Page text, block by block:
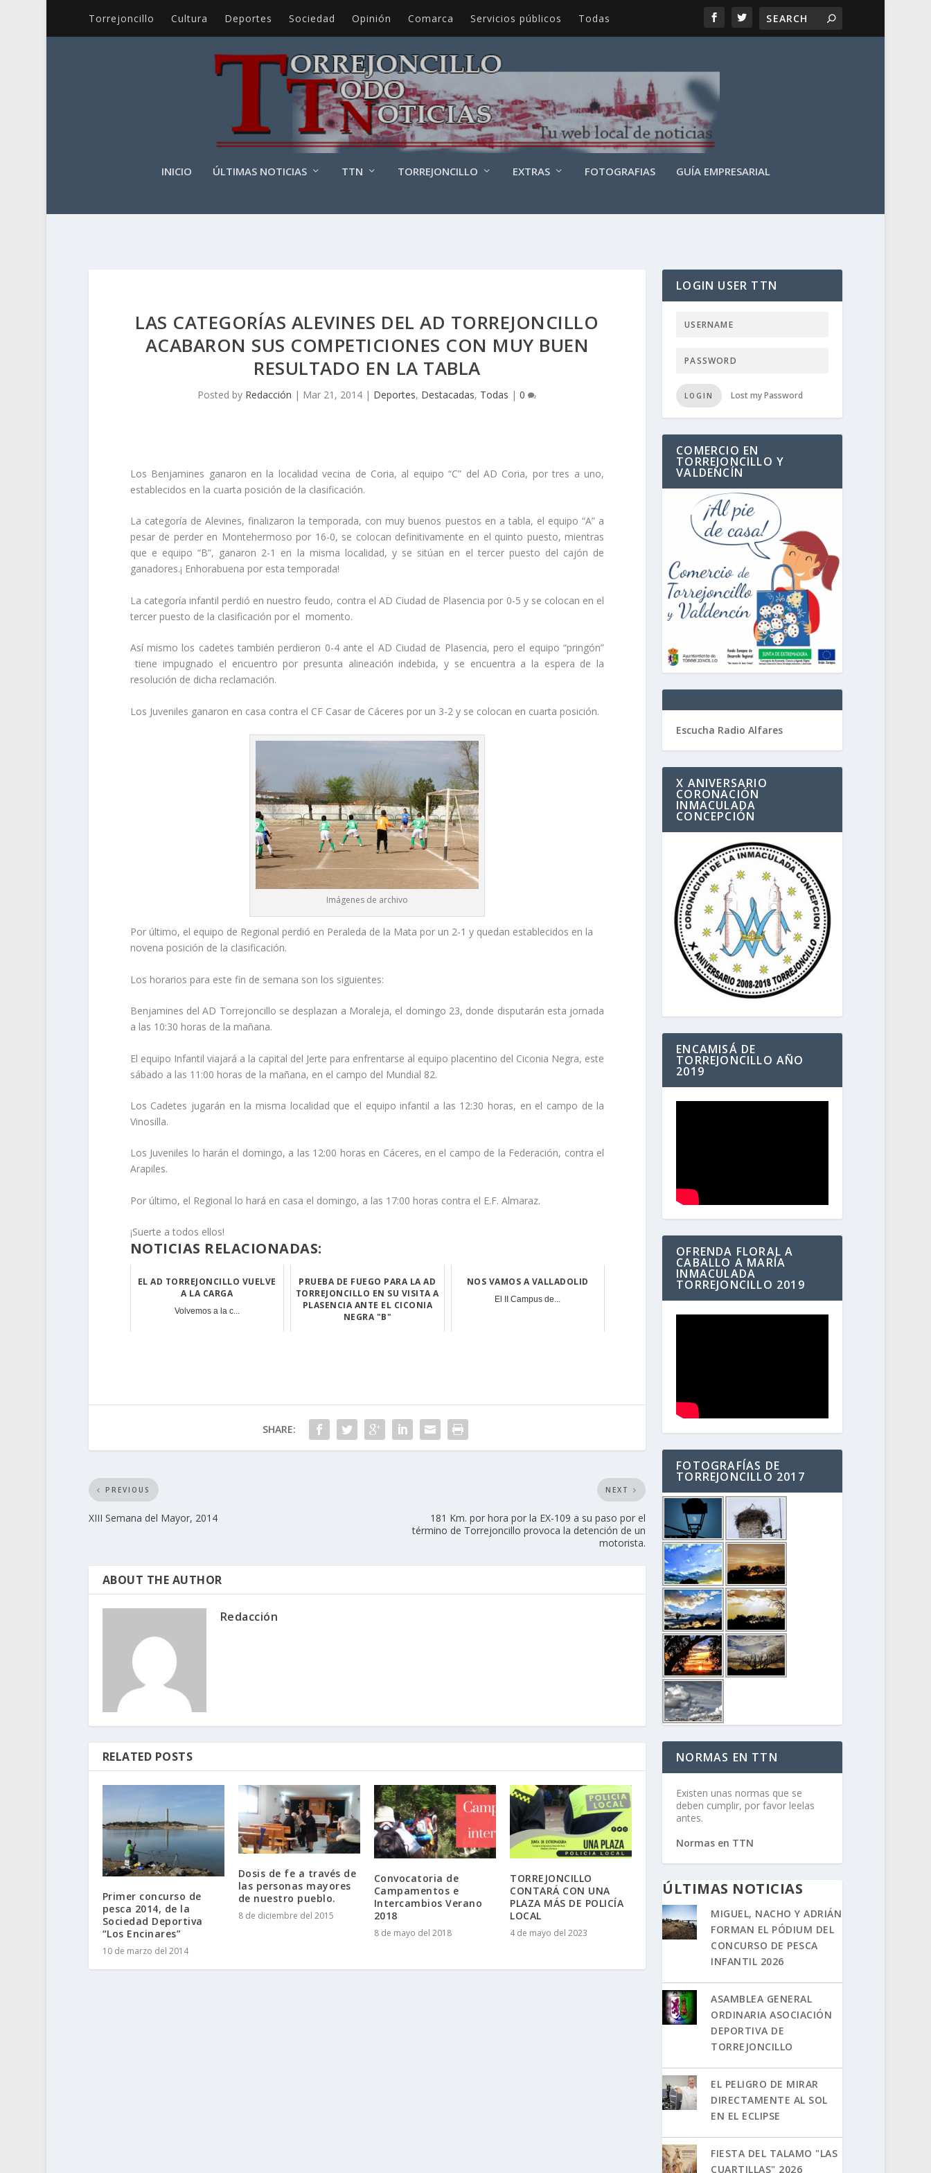
Torrejoncillo Cultura Deportes Sociedad Opinión Comarca Servicios públicos Todas
INICIO ÚLTIMAS NOTICIAS TTN TORREJONCILLO EXTRAS FOTOGRAFIAS GUÍA EMPRESARIAL
LAS CATEGORÍAS ALEVINES DEL AD TORREJONCILLO
ACABARON SUS COMPETICIONES CON MUY BUEN
RESULTADO EN LA TABLA
Posted by Redacción | Mar 21, 2014 | Deportes, Destacadas, Todas |0
Los Benjamines ganaron en la localidad vecina de Coria, al equipo “C” del AD Coria, por tres a uno,
establecidos en la cuarta posición de la clasificación.
La categoría de Alevines, finalizaron la temporada, con muy buenos puestos en a tabla, el equipo “A” a
pesar de perder en Montehermoso por 16-0, se colocan definitivamente en el quinto puesto, mientras
que e equipo “B”, ganaron 2-1 en la misma localidad, y se sitúan en el tercer puesto del cajón de
ganadores.¡ Enhorabuena por esta temporada!
La categoría infantil perdió en nuestro feudo, contra el AD Ciudad de Plasencia por 0-5 y se colocan en el
tercer puesto de la clasificación por el momento.
Así mismo los cadetes también perdieron 0-4 ante el AD Ciudad de Plasencia, pero el equipo “pringón”
tiene impugnado el encuentro por presunta alineación indebida, y se encuentra a la espera de la
resolución de dicha reclamación.
Los Juveniles ganaron en casa contra el CF Casar de Cáceres por un 3-2 y se colocan en cuarta posición.
Imágenes de archivo
Por último, el equipo de Regional perdió en Peraleda de la Mata por un 2-1 y quedan establecidos en la
novena posición de la clasificación.
Los horarios para este fin de semana son los siguientes:
Benjamines del AD Torrejoncillo se desplazan a Moraleja, el domingo 23, donde disputarán esta jornada
a las 10:30 horas de la mañana.
El equipo Infantil viajará a la capital del Jerte para enfrentarse al equipo placentino del Ciconia Negra, este
sábado a las 11:00 horas de la mañana, en el campo del Mundial 82.
Los Cadetes jugarán en la misma localidad que el equipo infantil a las 12:30 horas, en el campo de la
Vinosilla.
Los Juveniles lo harán el domingo, a las 12:00 horas en Cáceres, en el campo de la Federación, contra el
Arapiles.
Por último, el Regional lo hará en casa el domingo, a las 17:00 horas contra el E.F. Almaraz.
¡Suerte a todos ellos!
NOTICIAS RELACIONADAS:
EL AD TORREJONCILLO VUELVE
A LA CARGA
Volvemos a la c...
PRUEBA DE FUEGO PARA LA AD
TORREJONCILLO EN SU VISITA A
PLASENCIA ANTE EL CICONIA
NEGRA "B"
NOS VAMOS A VALLADOLID
El II Campus de...
SHARE:
PREVIOUS
XIII Semana del Mayor, 2014
NEXT
181 Km. por hora por la EX-109 a su paso por el
término de Torrejoncillo provoca la detención de un
motorista.
ABOUT THE AUTHOR
Redacción
RELATED POSTS
Primer concurso de
pesca 2014, de la
Sociedad Deportiva
“Los Encinares”
10 de marzo del 2014
Dosis de fe a través de
las personas mayores
de nuestro pueblo.
8 de diciembre del 2015
Convocatoria de
Campamentos e
Intercambios Verano
2018
8 de mayo del 2018
TORREJONCILLO
CONTARÁ CON UNA
PLAZA MÁS DE POLICÍA
LOCAL
4 de mayo del 2023
LOGIN USER TTN
LOGIN Lost my Password
COMERCIO EN
TORREJONCILLO Y
VALDENCÍN
Escucha Radio Alfares
X ANIVERSARIO
CORONACIÓN
INMACULADA
CONCEPCIÓN
ENCAMISÁ DE
TORREJONCILLO AÑO
2019
OFRENDA FLORAL A
CABALLO A MARÍA
INMACULADA
TORREJONCILLO 2019
FOTOGRAFÍAS DE
TORREJONCILLO 2017
NORMAS EN TTN
Existen unas normas que se
deben cumplir, por favor leelas
antes.
Normas en TTN
ÚLTIMAS NOTICIAS
MIGUEL, NACHO Y ADRIÁN
FORMAN EL PÓDIUM DEL
CONCURSO DE PESCA
INFANTIL 2026
ASAMBLEA GENERAL
ORDINARIA ASOCIACIÓN
DEPORTIVA DE
TORREJONCILLO
EL PELIGRO DE MIRAR
DIRECTAMENTE AL SOL
EN EL ECLIPSE
FIESTA DEL TALAMO "LAS
CUARTILLAS" 2026